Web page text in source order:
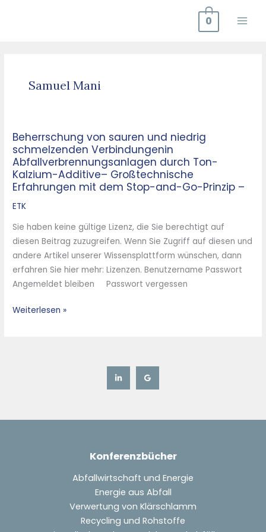
0
Samuel Mani
Beherrschung von sauren und niedrig
schmelzenden Verbindungenin
Abfallverbrennungsanlagen durch Ton-
Kalzium-Additive– Großtechnische
Erfahrungen mit dem Stop-and-Go-Prinzip –
ETK
Sie haben keine gültige Lizenz, die Sie berechtigt auf
diesen Beitrag zuzugreifen. Wenn Sie Zugriff auf diesen und
andere Artikel unserer Wissensplattform wünschen, dann
erfahren Sie hier mehr: Lizenzen. Benutzername Passwort
Angemeldet bleiben Passwort vergessen
Beherrschung
von
sauren
und
niedrig
schmelzenden
Verbindungenin
Abfallverbrennungsanlagen
durch
Ton-
Kalzium-
Großtechnische
–
Weiterlesen »
Konferenzbücher
Abfallwirtschaft und Energie
Energie aus Abfall
Verwertung von Klärschlamm
Recycling und Rohstoffe